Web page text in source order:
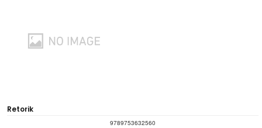
Retorik
9789753632560